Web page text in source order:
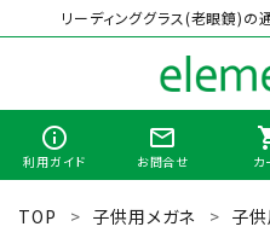
リーディンググラス(老眼鏡)
info_outline
利用ガイド
mail_outline
お問合せ カ
TOP 子供用メガネ 子供